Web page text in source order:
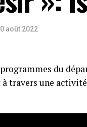
août 2022
du
à travers une